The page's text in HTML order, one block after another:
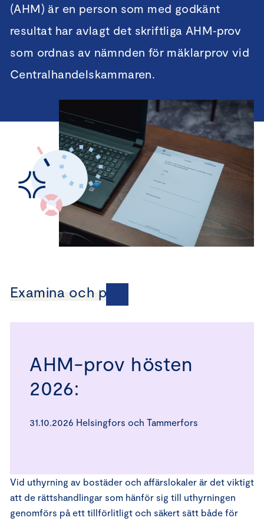
(AHM) är en person som med godkänt
resultat har avlagt det skriftliga AHM‑prov
som ordnas av nämnden för mäklarprov vid
Centralhandelskammaren.
Examina och prov
AHM-prov hösten
2026:
31.10.2026 Helsingfors och Tammerfors
Vid uthyrning av bostäder och affärslokaler är det viktigt
att de rättshandlingar som hänför sig till uthyrningen
genomförs på ett tillförlitligt och säkert sätt både för